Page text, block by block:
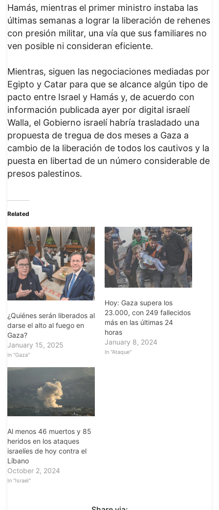
Hamás, mientras el primer ministro instaba las
últimas semanas a lograr la liberación de rehenes
con presión militar, una vía que sus familiares no
ven posible ni consideran eficiente.
Mientras, siguen las negociaciones mediadas por
Egipto y Catar para que se alcance algún tipo de
pacto entre Israel y Hamás y, de acuerdo con
información publicada ayer por digital israelí
Walla, el Gobierno israelí habría trasladado una
propuesta de tregua de dos meses a Gaza a
cambio de la liberación de todos los cautivos y la
puesta en libertad de un número considerable de
presos palestinos.
Related
¿Quiénes serán liberados al
darse el alto al fuego en
Gaza?
January 15, 2025
In "Gaza"
Hoy: Gaza supera los
23.000, con 249 fallecidos
más en las últimas 24
horas
January 8, 2024
In "Ataque"
Al menos 46 muertos y 85
heridos en los ataques
israelíes de hoy contra el
Líbano
October 2, 2024
In "Israel"